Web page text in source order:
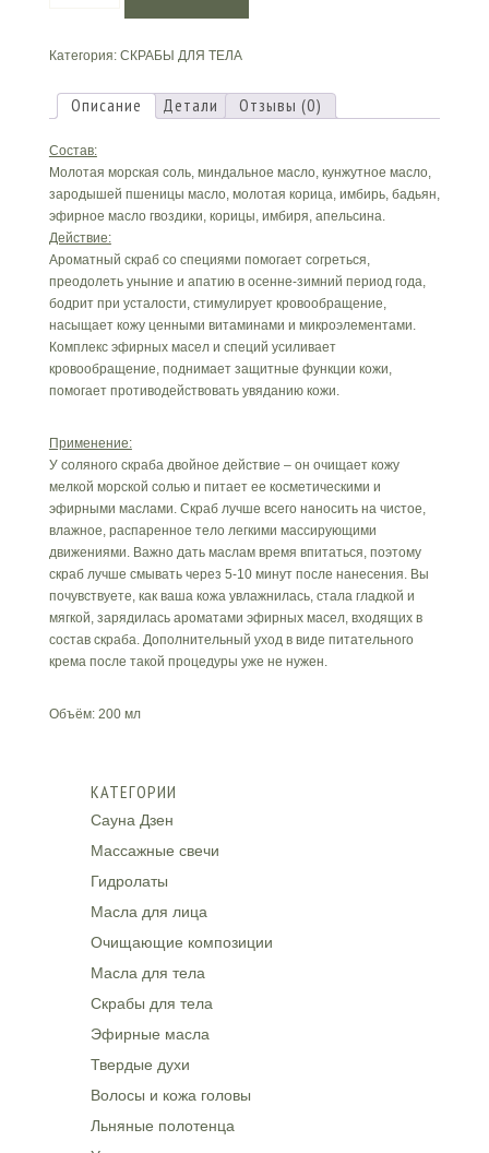
«Имбирь
Корица»
Категория: СКРАБЫ ДЛЯ ТЕЛА
Описание Детали Отзывы (0)
Состав:
Молотая морская соль, миндальное масло, кунжутное масло,
зародышей пшеницы масло, молотая корица, имбирь, бадьян,
эфирное масло гвоздики, корицы, имбиря, апельсина.
Действие:
Ароматный скраб со специями помогает согреться,
преодолеть уныние и апатию в осенне‑зимний период года,
бодрит при усталости, стимулирует кровообращение,
насыщает кожу ценными витаминами и микроэлементами.
Комплекс эфирных масел и специй усиливает
кровообращение, поднимает защитные функции кожи,
помогает противодействовать увяданию кожи.
Применение:
У соляного скраба двойное действие – он очищает кожу
мелкой морской солью и питает ее косметическими и
эфирными маслами. Скраб лучше всего наносить на чистое,
влажное, распаренное тело легкими массирующими
движениями. Важно дать маслам время впитаться, поэтому
скраб лучше смывать через 5-10 минут после нанесения. Вы
почувствуете, как ваша кожа увлажнилась, стала гладкой и
мягкой, зарядилась ароматами эфирных масел, входящих в
состав скраба. Дополнительный уход в виде питательного
крема после такой процедуры уже не нужен.
Объём: 200 мл
КАТЕГОРИИ
Сауна Дзен
Массажные свечи
Гидролаты
Масла для лица
Очищающие композиции
Масла для тела
Скрабы для тела
Эфирные масла
Твердые духи
Волосы и кожа головы
Льняные полотенца